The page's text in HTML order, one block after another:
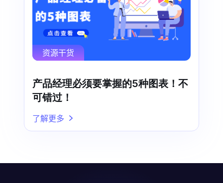
资源干货
产品经理必须要掌握的5种图表！不
可错过！
了解更多